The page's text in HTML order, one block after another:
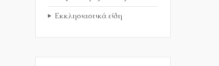
Εκκλησιαστικά είδη